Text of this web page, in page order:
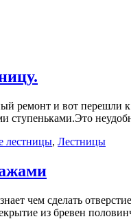
ремонт и вот
ступеньками.Это
лестницы, Лестницы
чем сделать
из бревен